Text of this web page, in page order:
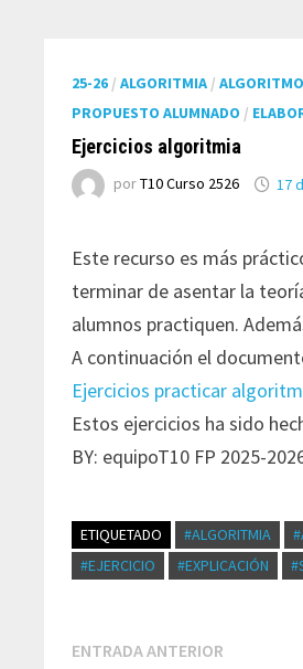
25-26 /ALGORITMIA /
PROPUESTO ALUMNADO /
Ejercicios algoritmia
porT10 Curso 2526 17
Este recurso es más
terminar de asentar la
alumnos practiquen.
A continuación el
Ejercicios practicar
Estos ejercicios ha sido
BY: equipoT10 FP 2025-
ETIQUETADO #ALGORITMIA
#EJERCICIO
#EXPLICACIÓN
Navegación
ENTRADA ANTERIOR